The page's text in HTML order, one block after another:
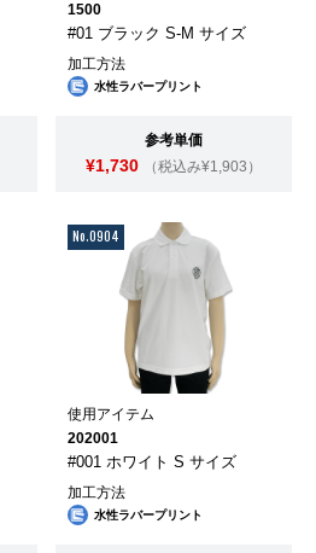
1500
#01 ブラック S-M サイズ
加工方法
水性ラバープリント
参考単価
¥1,730 （税込み¥1,903）
No.0904
使用アイテム
202001
#001 ホワイト S サイズ
加工方法
水性ラバープリント